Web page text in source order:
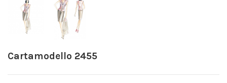
Cartamodello 2455